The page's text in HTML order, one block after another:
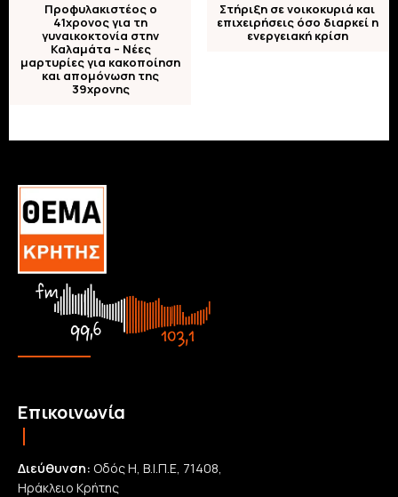
Προφυλακιστέος ο
41χρονος για τη
γυναικοκτονία στην
Καλαμάτα – Νέες
μαρτυρίες για κακοποίηση
και απομόνωση της
39χρονης
Στήριξη σε νοικοκυριά και
επιχειρήσεις όσο διαρκεί η
ενεργειακή κρίση
Επικοινωνία
Διεύθυνση: Οδός Η, Β.Ι.Π.Ε, 71408,
Ηράκλειο Κρήτης